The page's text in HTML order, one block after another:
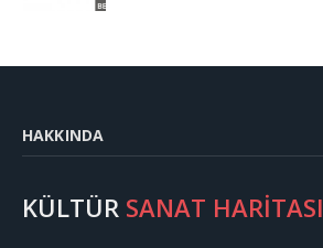
HAKKINDA
KÜLTÜR SANAT HARİTASI